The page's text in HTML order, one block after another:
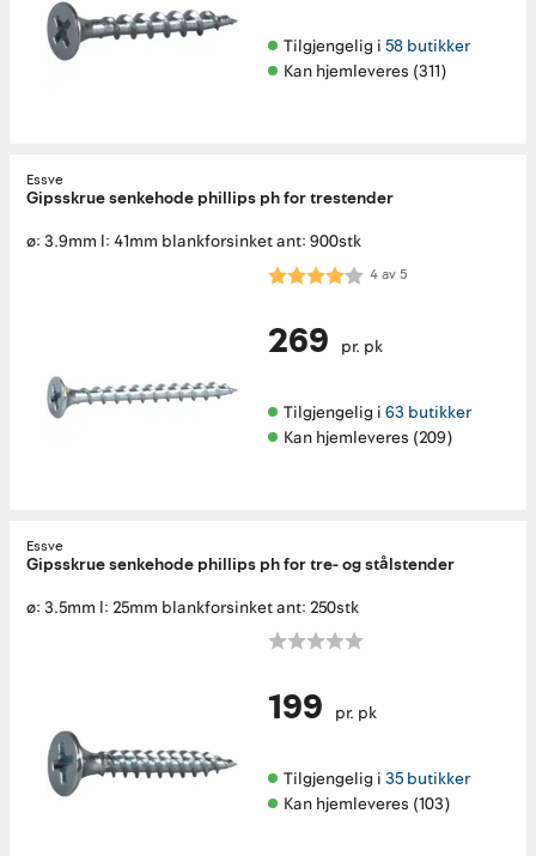
Tilgjengelig i 58 butikker
Kan hjemleveres (311)
Essve
Gipsskrue senkehode phillips ph for trestender
ø: 3.9mm l: 41mm blankforsinket ant: 900stk
Karakter: 4.0 av 5 mulige
4av5
269 pr. pk
Tilgjengelig i 63 butikker
Kan hjemleveres (209)
Essve
Gipsskrue senkehode phillips ph for tre- og stålstender
ø: 3.5mm l: 25mm blankforsinket ant: 250stk
199 pr. pk
Tilgjengelig i 35 butikker
Kan hjemleveres (103)